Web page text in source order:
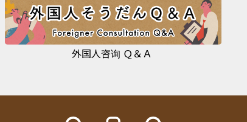
外国人咨询 Ｑ＆Ａ